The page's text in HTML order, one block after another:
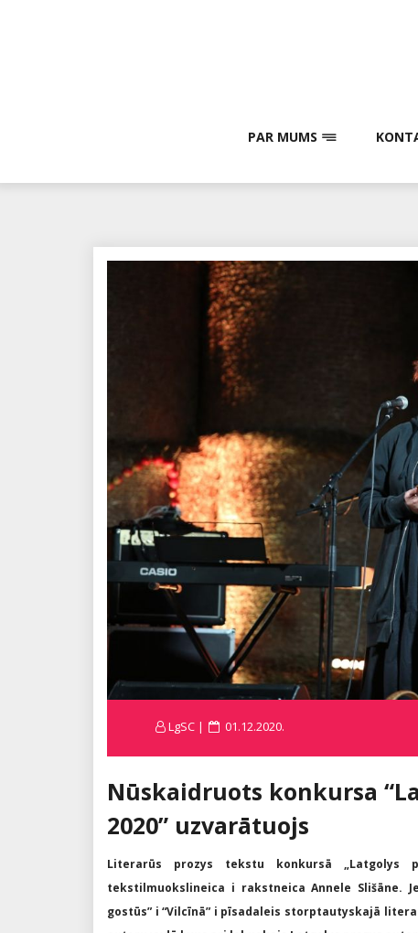
PAR MUMS
LgSC
Posted
01.12.2020.
Nūskaidruots konkursa
2020” uzvarātuojs
Literarūs prozys tekstu konkursā „Latgolys
tekstilmuokslineica i rakstneica Annele Slišāne.
gostūs” i “Vilcīnā” i pīsadaleis storptautyskajā